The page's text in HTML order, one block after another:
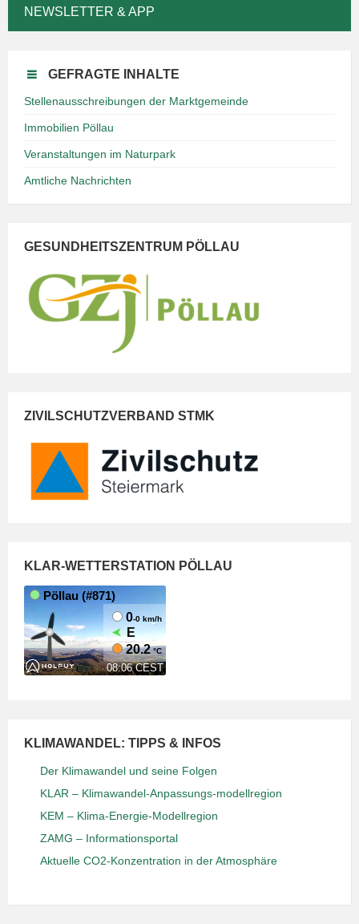
NEWSLETTER & APP
GEFRAGTE INHALTE
Stellenausschreibungen der Marktgemeinde
Immobilien Pöllau
Veranstaltungen im Naturpark
Amtliche Nachrichten
GESUNDHEITSZENTRUM PÖLLAU
ZIVILSCHUTZVERBAND STMK
KLAR-WETTERSTATION PÖLLAU
KLIMAWANDEL: TIPPS & INFOS
Der Klimawandel und seine Folgen
KLAR – Klimawandel-Anpassungs-modellregion
KEM – Klima-Energie-Modellregion
ZAMG – Informationsportal
Aktuelle CO2-Konzentration in der Atmosphäre